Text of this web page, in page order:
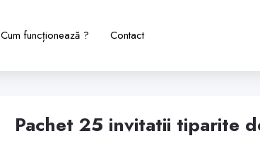
Cum funcționează ? Contact
Pachet 25 invitatii tiparite